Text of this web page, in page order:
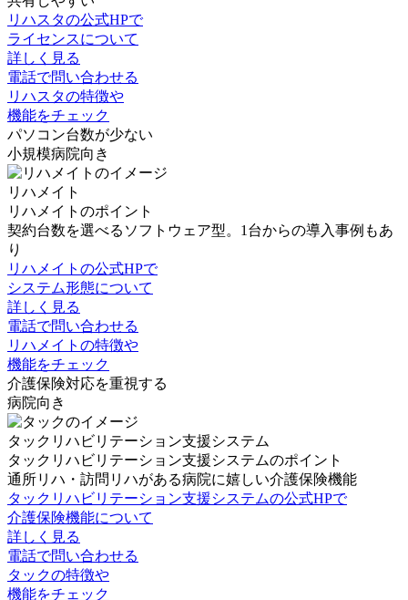
リハスタの公式HPで
ライセンスについて
詳しく見る
電話で問い合わせる
リハスタの特徴や
機能をチェック
パソコン台数が少ない
小規模病院向き
リハメイト
リハメイトのポイント
契約台数を選べるソフトウェア型。1台からの導入事例もあ
り
リハメイトの公式HPで
システム形態について
詳しく見る
電話で問い合わせる
リハメイトの特徴や
機能をチェック
介護保険対応を重視する
病院向き
タックリハビリテーション支援システム
タックリハビリテーション支援システムのポイント
通所リハ・訪問リハがある病院に嬉しい介護保険機能
タックリハビリテーション支援システムの公式HPで
介護保険機能について
詳しく見る
電話で問い合わせる
タックの特徴や
機能をチェック